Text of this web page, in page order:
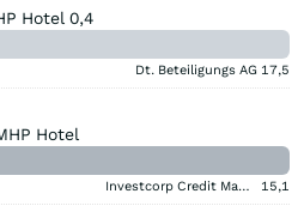
Hotel 0,4
Dt. Beteiligungs AG 17,5
Hotel
Investcorp Credit Management BDC 15,1